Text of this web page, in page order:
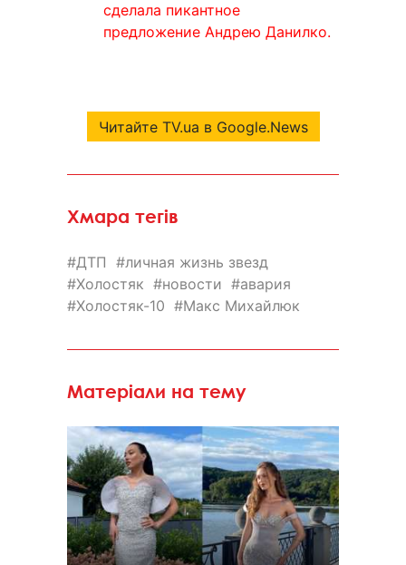
сделала пикантное
предложение Андрею Данилко.
Читайте TV.ua в Google.News
Хмара тегів
ДТП
личная жизнь звезд
Холостяк
новости
авария
Холостяк-10
Макс Михайлюк
Матеріали на тему